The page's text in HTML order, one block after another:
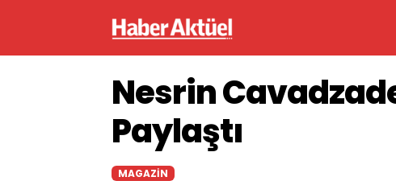
Nesrin
Paylaştı
MAGAZIN